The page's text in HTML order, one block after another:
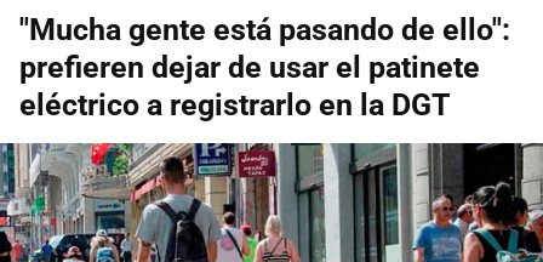
"Mucha gente está pasando de ello":
prefieren dejar de usar el patinete
eléctrico a registrarlo en la DGT